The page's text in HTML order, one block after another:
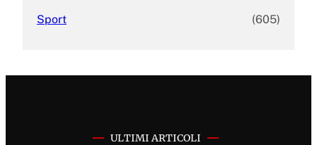
Sport (605)
ULTIMI ARTICOLI